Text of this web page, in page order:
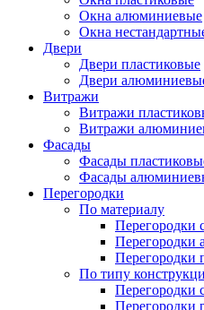
Окна алюминиевые
Окна
Двери
Двери пластиковые
Двери
Витражи
Витражи
Витражи
Фасады
Фасады
Фасады
Перегородки
По материалу
Перегородки
Перегородки
Перегородки
По типу
Перегородки
Перегородки